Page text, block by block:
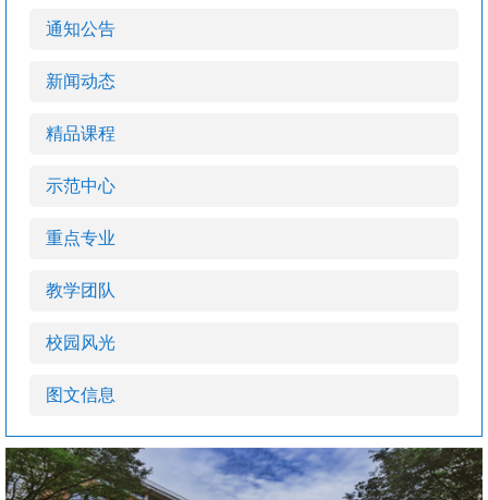
通知公告
新闻动态
精品课程
示范中心
重点专业
教学团队
校园风光
图文信息